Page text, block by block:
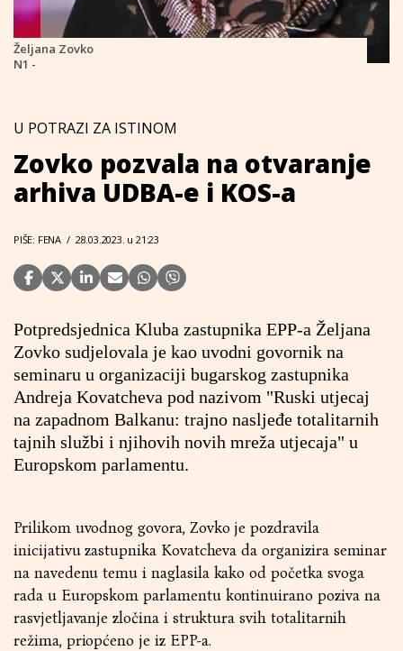
Željana Zovko
N1 -
U POTRAZI ZA ISTINOM
Zovko pozvala na otvaranje
arhiva UDBA-e i KOS-a
PIŠE: FENA / 28.03.2023. u 21:23
Potpredsjednica Kluba zastupnika EPP-a Željana
Zovko sudjelovala je kao uvodni govornik na
seminaru u organizaciji bugarskog zastupnika
Andreja Kovatcheva pod nazivom "Ruski utjecaj
na zapadnom Balkanu: trajno nasljeđe totalitarnih
tajnih službi i njihovih novih mreža utjecaja" u
Europskom parlamentu.
Prilikom uvodnog govora, Zovko je pozdravila
inicijativu zastupnika Kovatcheva da organizira seminar
na navedenu temu i naglasila kako od početka svoga
rada u Europskom parlamentu kontinuirano poziva na
rasvjetljavanje zločina i struktura svih totalitarnih
režima, priopćeno je iz EPP-a.